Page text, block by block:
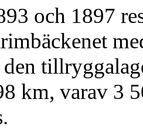
och 1897
km, varav 3